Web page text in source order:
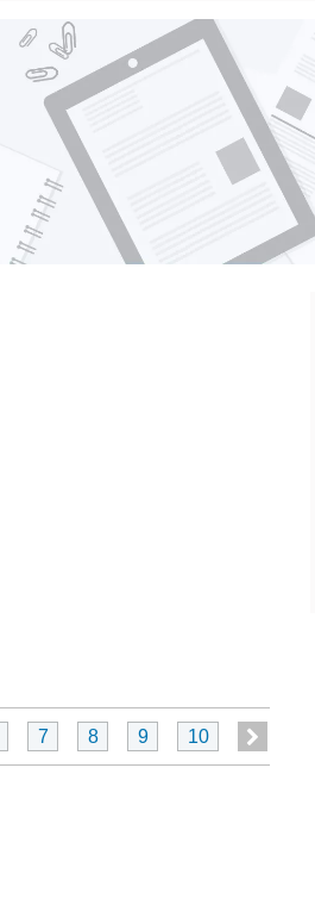
7 8 9 10